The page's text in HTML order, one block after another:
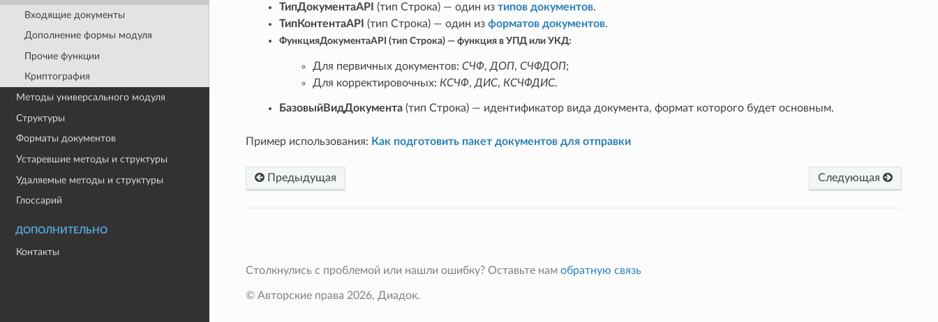
Входящие документы
Дополнение формы модуля
Прочие функции
Криптография
Методы универсального модуля
Структуры
Форматы документов
Устаревшие методы и структуры
Удаляемые методы и структуры
Глоссарий
ДОПОЛНИТЕЛЬНО
Контакты
ТипДокументаAPI (тип Строка) — один из типов документов.
ТипКонтентаAPI (тип Строка) — один из форматов документов.
ФункцияДокументаAPI (тип Строка) — функция в УПД или УКД:
Для первичных документов: СЧФ, ДОП, СЧФДОП;
Для корректировочных: КСЧФ, ДИС, КСЧФДИС.
БазовыйВидДокумента(тип Строка) — идентификатор вида документа, формат которого будет основным.
Пример использования: Как подготовить пакет документов для отправки
Предыдущая Следующая
Столкнулись с проблемой или нашли ошибку? Оставьте нам обратную связь
© Авторские права 2026, Диадок.